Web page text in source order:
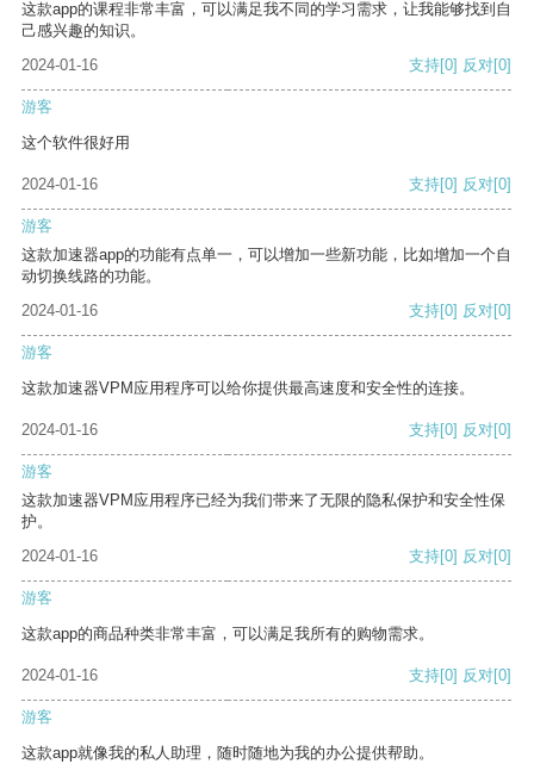
这款app的课程非常丰富，可以满足我不同的学习需求，让我能够找到自
己感兴趣的知识。
2024-01-16
支持[0] 反对[0]
游客
这个软件很好用
2024-01-16 支持[0] 反对[0]
游客
这款加速器app的功能有点单一，可以增加一些新功能，比如增加一个自
动切换线路的功能。
2024-01-16
支持[0] 反对[0]
游客
这款加速器VPM应用程序可以给你提供最高速度和安全性的连接。
2024-01-16 支持[0] 反对[0]
游客
这款加速器VPM应用程序已经为我们带来了无限的隐私保护和安全性保
护。
2024-01-16
支持[0] 反对[0]
游客
这款app的商品种类非常丰富，可以满足我所有的购物需求。
2024-01-16 支持[0] 反对[0]
游客
这款app就像我的私人助理，随时随地为我的办公提供帮助。